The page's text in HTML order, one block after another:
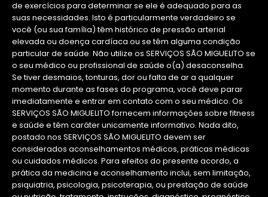
de exercícios para determinar se ele é adequado para as
suas necessidades. Isto é particularmente verdadeiro se
você (ou sua família) têm histórico de pressão arterial
elevada ou doença cardíaca ou se têm alguma condição
particular de saúde. Não utilize os SERVIÇOS SÃO MIGUELITO se
o seu médico ou profissional de saúde o(a) desaconselha.
Se tiver desmaios, tonturas, dor ou falta de ar a qualquer
momento durante as fases do programa, você deve parar
imediatamente e entrar em contato com o seu médico. Os
SERVIÇOS SÃO MIGUELITO fornecem informações sobre fitness
e saúde e têm caráter unicamente informativo. Nada dito,
postado nos SERVIÇOS SÃO MIGUELITO devem ser
considerados aconselhamentos médicos, práticas médicas
ou cuidados médicos. Para efeitos do presente acordo, a
prática da medicina e aconselhamento inclui, sem limitação,
psiquiatria, psicologia, psicoterapia, ou prestação de saúde